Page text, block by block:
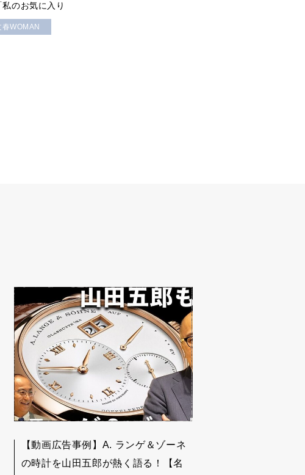
のお気に入り
WOMAN
【動画広告事例】A. ランゲ＆ゾーネ
の時計を山田五郎が熱く語る！【名